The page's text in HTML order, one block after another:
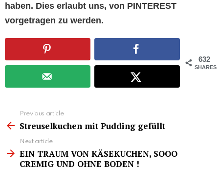
haben. Dies erlaubt uns, von PINTEREST
vorgetragen zu werden.
632
SHARES
more
Previous article
Streuselkuchen mit Pudding gefüllt
Next article
EIN TRAUM VON KÄSEKUCHEN, SOOO
CREMIG UND OHNE BODEN !